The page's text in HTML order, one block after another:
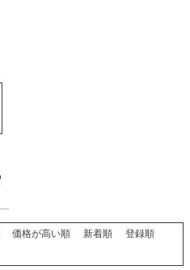
価格が高い順 新着順
登録順